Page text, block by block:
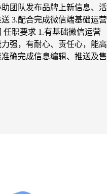
团队发布品牌上新信息、活
3.配合完成微信端基础运营
职要求 1.有基础微信运营
强，有耐心、责任心，能高
确完成信息编辑、推送及售